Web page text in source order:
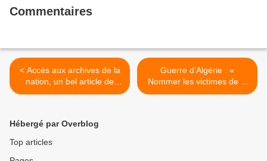
Commentaires
< Accès aux archives de la
nation, un bel article de
Chloé Ripert dans OUEST-
Guerre d’Algérie : «
Nommer les victimes de la
disparition forcée vaudrait
Hébergé par Overblog
Top articles